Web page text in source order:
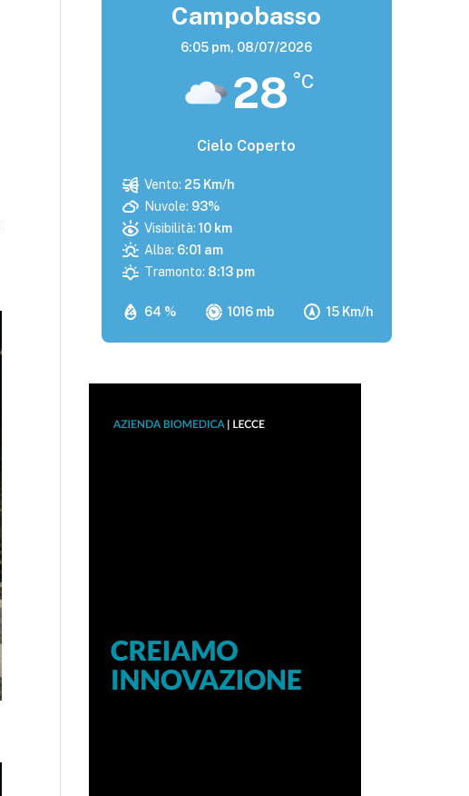
Campobasso
6:05 pm, 08/07/2026
28 °C
Cielo Coperto
64 % 1016 mb 15 Km/h
Vento: 25 Km/h
Nuvole: 93%
Visibilità: 10 km
Alba: 6:01 am
Tramonto: 8:13 pm